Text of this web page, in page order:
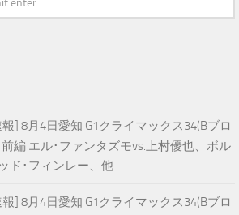
] 8月4日愛知 G1クライマックス34(Bブロ
編 エル･ファンタズモvs.上村優也、ボル
ド･フィンレー、他
] 8月4日愛知 G1クライマックス34(Bブロ